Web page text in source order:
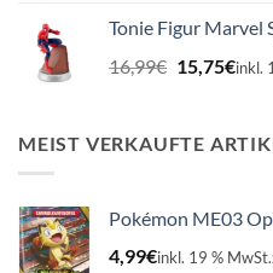
16,99€
Tonie Figur Marvel
16,99€
Preis
16,99€
15,75€inkl.
MEIST VERKAUFTE
Pokémon ME03
4,99€inkl. 19 % MwSt.